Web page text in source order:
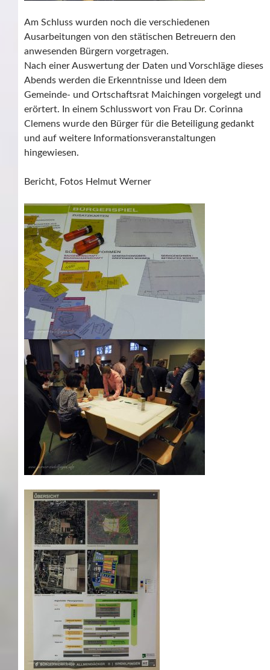
Am Schluss wurden noch die verschiedenen
Ausarbeitungen von den stätischen Betreuern den
anwesenden Bürgern vorgetragen.
Nach einer Auswertung der Daten und Vorschläge dieses
Abends werden die Erkenntnisse und Ideen dem
Gemeinde- und Ortschaftsrat Maichingen vorgelegt und
erörtert. In einem Schlusswort von Frau Dr. Corinna
Clemens wurde den Bürger für die Beteiligung gedankt
und auf weitere Informationsveranstaltungen
hingewiesen.
Bericht, Fotos Helmut Werner